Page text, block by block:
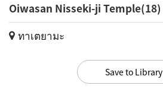
Oiwasan Nisseki-ji Temple(18)
ทาเตยามะ
Save to Library